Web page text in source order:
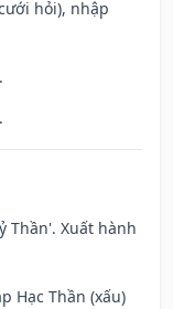
hỏi), nhập
Thần'. Xuất hành
Hạc Thần (xấu)